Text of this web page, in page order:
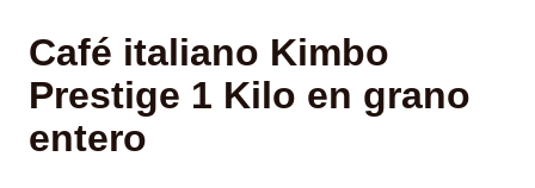
Café italiano Kimbo
Prestige 1 Kilo en grano
entero